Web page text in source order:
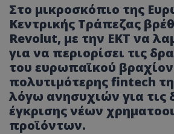
Στο μικροσκόπιο της
Κεντρικής Τράπεζας
Revolut, με την ΕΚΤ να
για να περιορίσει τις
του ευρωπαϊκού
πολυτιμότερης fintech
λόγω ανησυχιών για τις
έγκρισης νέων
προϊόντων.